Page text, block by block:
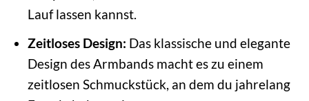
Lauf lassen kannst.
Zeitloses Design: Das klassische und elegante
Design des Armbands macht es zu einem
zeitlosen Schmuckstück, an dem du jahrelang